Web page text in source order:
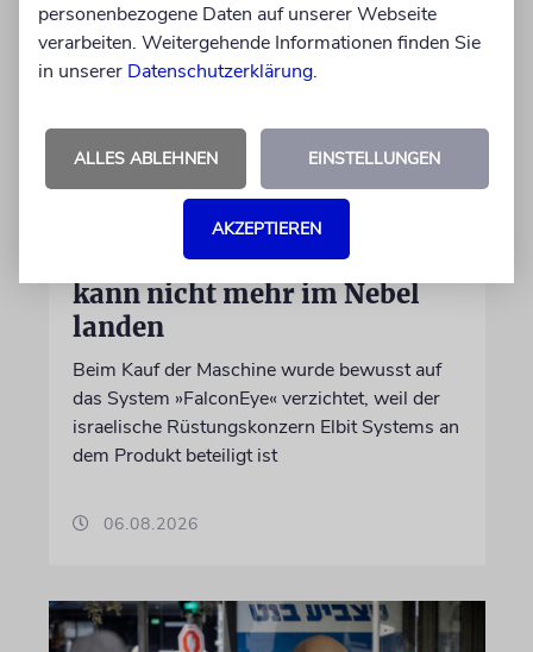
DUBLIN
Wegen Israel-Boykott:
Irisches Regierungsflugzeug
kann nicht mehr im Nebel
landen
Beim Kauf der Maschine wurde bewusst auf
das System »FalconEye« verzichtet, weil der
israelische Rüstungskonzern Elbit Systems an
dem Produkt beteiligt ist
06.08.2026
personenbezogene Daten auf unserer Webseite
verarbeiten. Weitergehende Informationen finden Sie
in unserer Datenschutzerklärung.
ALLES ABLEHNEN EINSTELLUNGEN
AKZEPTIEREN